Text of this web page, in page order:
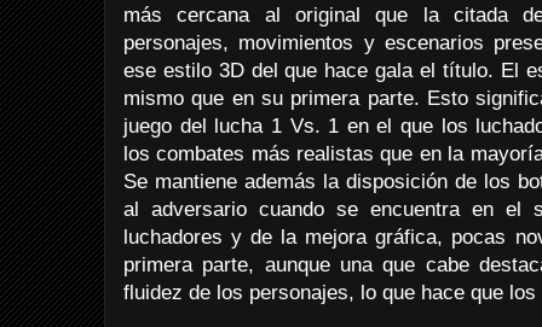
más cercana al original que la citada
personajes, movimientos y escenarios
ese estilo 3D del que hace gala el título. El
mismo que en su primera parte. Esto
juego del lucha 1 Vs. 1 en el que los
los combates más realistas que en la
Se mantiene además la disposición de los
al adversario cuando se encuentra en el
luchadores y de la mejora gráfica, pocas
primera parte, aunque una que cabe
fluidez de los personajes, lo que hace que